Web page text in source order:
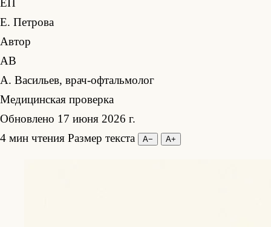
ЕП
Е. Петрова
Автор
АВ
А. Васильев, врач-офтальмолог
Медицинская проверка
Обновлено 17 июня 2026 г.
4 мин чтения Размер текста А− А+